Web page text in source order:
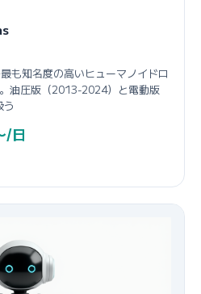
も知名度の高いヒューマノイドロ
油圧版（2013-2024）と電動版
う
/日